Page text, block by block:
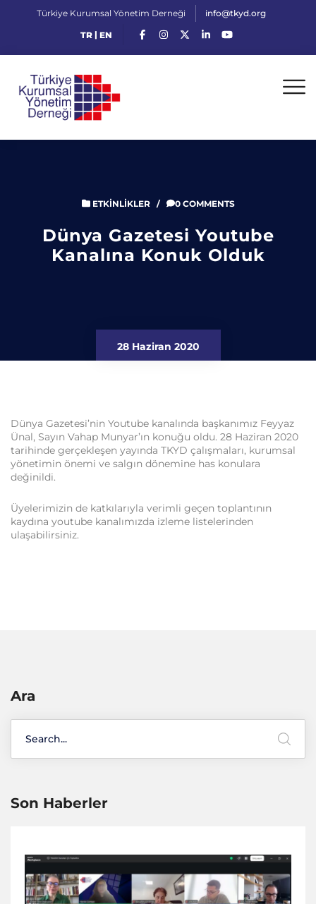
Türkiye Kurumsal Yönetim Derneği info@tkyd.org
TR| EN
ETKINLIKLER/ 0 COMMENTS
Dünya Gazetesi Youtube
Kanalına Konuk Olduk
28 Haziran 2020
Dünya Gazetesi’nin Youtube kanalında başkanımız Feyyaz
Ünal, Sayın Vahap Munyar’ın konuğu oldu. 28 Haziran 2020
tarihinde gerçekleşen yayında TKYD çalışmaları, kurumsal
yönetimin önemi ve salgın dönemine has konulara
değinildi.
Üyelerimizin de katkılarıyla verimli geçen toplantının
kaydına youtube kanalımızda izleme listelerinden
ulaşabilirsiniz.
Ara
Son Haberler